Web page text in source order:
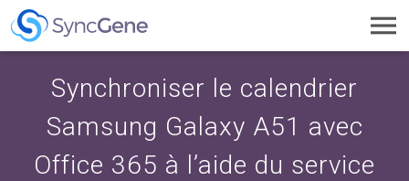
Synchroniser le calendrier
Samsung Galaxy A51 avec
Office 365 à l’aide du service